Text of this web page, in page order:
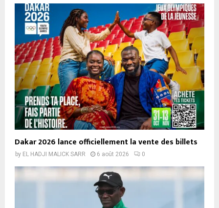
Dakar 2026 lance officiellement la vente des billets
by EL HADJI MALICK SARR 6 août 2026 0